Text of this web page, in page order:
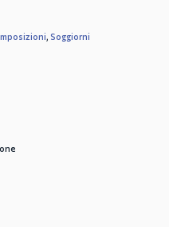
, Soggiorni